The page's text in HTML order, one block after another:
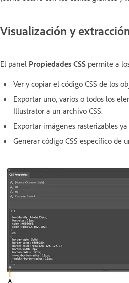
Visualización y
El panel Propiedades CSS permite a
Ver y copiar el código CSS de los
Exportar uno, varios o todos los
Illustrator a un archivo CSS.
Exportar imágenes rasterizables ya
Generar código CSS específico de